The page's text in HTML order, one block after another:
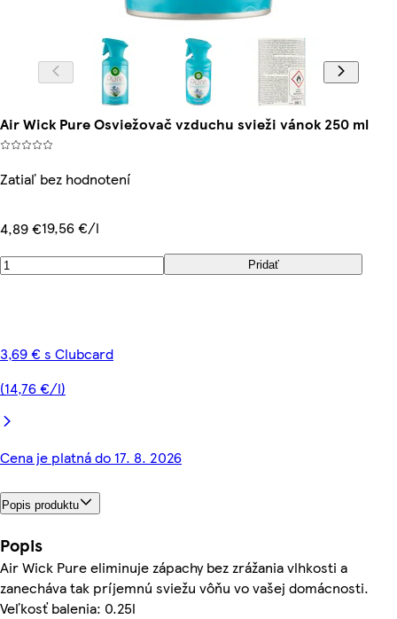
Air Wick Pure Osviežovač vzduchu svieži vánok 250 ml
Zatiaľ bez hodnotení
4,89 €19,56 €/l
Pridať
3,69 € s Clubcard
(14,76 €/l)
Cena je platná do 17. 8. 2026
Popis produktu
Popis
Air Wick Pure eliminuje zápachy bez zrážania vlhkosti a
zanecháva tak príjemnú sviežu vôňu vo vašej domácnosti.
Veľkosť balenia: 0.25l